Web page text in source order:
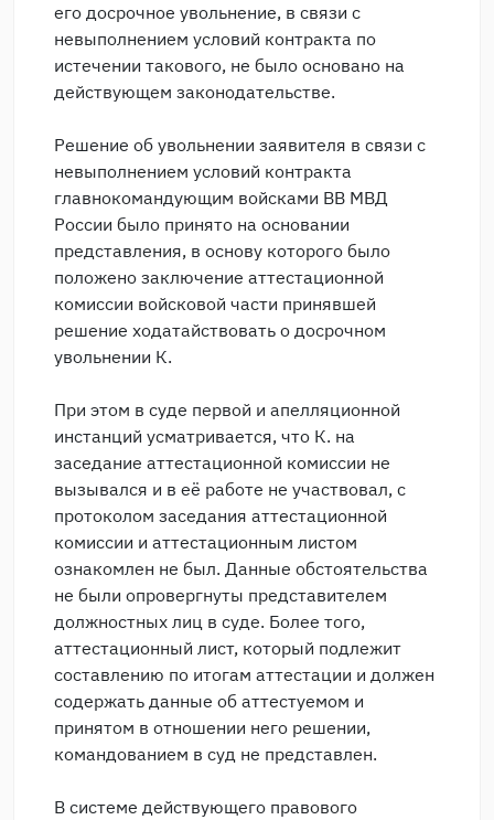
его досрочное увольнение, в связи с
невыполнением условий контракта по
истечении такового, не было основано на
действующем законодательстве.
Решение об увольнении заявителя в связи с
невыполнением условий контракта
главнокомандующим войсками ВВ МВД
России было принято на основании
представления, в основу которого было
положено заключение аттестационной
комиссии войсковой части принявшей
решение ходатайствовать о досрочном
увольнении К.
При этом в суде первой и апелляционной
инстанций усматривается, что К. на
заседание аттестационной комиссии не
вызывался и в её работе не участвовал, с
протоколом заседания аттестационной
комиссии и аттестационным листом
ознакомлен не был. Данные обстоятельства
не были опровергнуты представителем
должностных лиц в суде. Более того,
аттестационный лист, который подлежит
составлению по итогам аттестации и должен
содержать данные об аттестуемом и
принятом в отношении него решении,
командованием в суд не представлен.
В системе действующего правового